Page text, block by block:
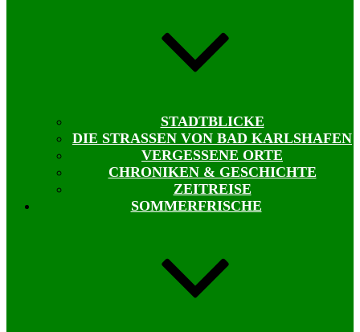
STADTBLICKE
DIE STRASSEN VON BAD KARLSHAFEN
VERGESSENE ORTE
CHRONIKEN & GESCHICHTE
ZEITREISE
SOMMERFRISCHE